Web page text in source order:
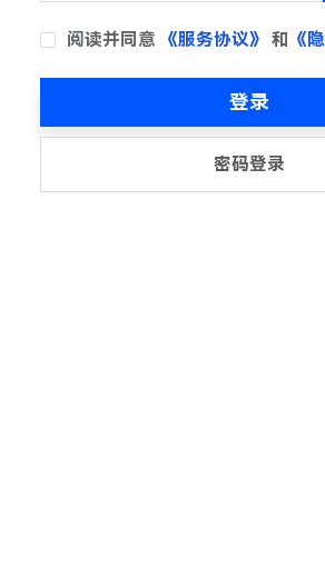
阅读并同意 《服务协议》 和 《
登录
密码登录